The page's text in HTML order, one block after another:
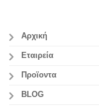
Αρχική
Εταιρεία
Προϊοντα
BLOG